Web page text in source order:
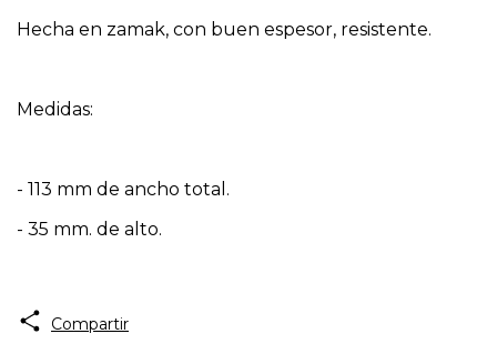
Hecha en zamak, con buen espesor, resistente.
Medidas:
- 113 mm de ancho total.
- 35 mm. de alto.
Compartir